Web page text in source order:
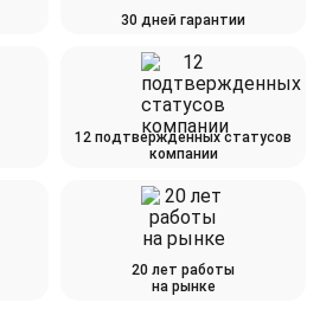
30 дней гарантии
12 подтвержденных статусов
компании
20 лет работы
на рынке